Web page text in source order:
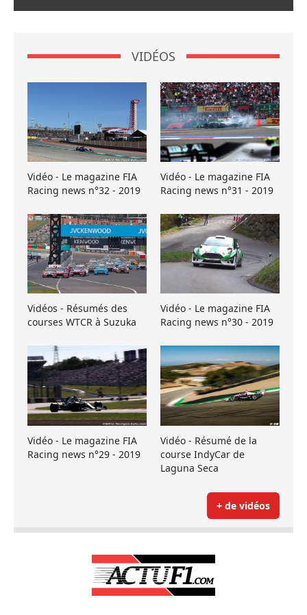
VIDÉOS
Vidéo - Le magazine FIA
Racing news n°32 - 2019
Vidéo - Le magazine FIA
Racing news n°31 - 2019
Vidéos - Résumés des
courses WTCR à Suzuka
Vidéo - Le magazine FIA
Racing news n°30 - 2019
Vidéo - Le magazine FIA
Racing news n°29 - 2019
Vidéo - Résumé de la
course IndyCar de
Laguna Seca
+ de vidéos